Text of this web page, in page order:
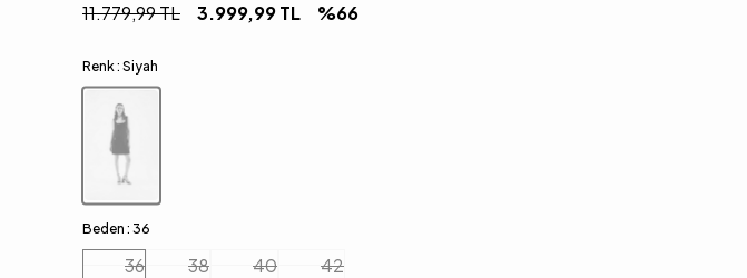
11.779,99TL 3.999,99TL %66
Renk : Siyah
Beden : 36
36 38 40 42